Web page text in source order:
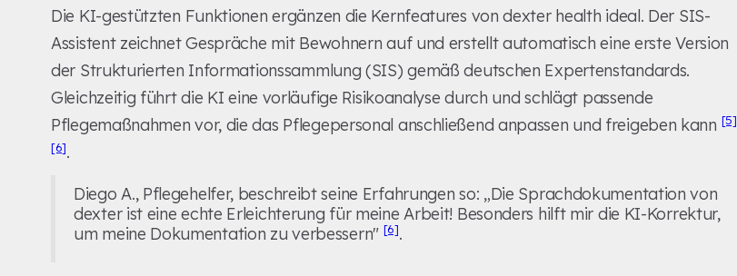
Die KI-gestützten Funktionen ergänzen die Kernfeatures von dexter health ideal. Der SIS-
Assistent zeichnet Gespräche mit Bewohnern auf und erstellt automatisch eine erste Version
der Strukturierten Informationssammlung (SIS) gemäß deutschen Expertenstandards.
Gleichzeitig führt die KI eine vorläufige Risikoanalyse durch und schlägt passende
Pflegemaßnahmen vor, die das Pflegepersonal anschließend anpassen und freigeben kann [5]
[6].
Diego A., Pflegehelfer, beschreibt seine Erfahrungen so: „Die Sprachdokumentation von
dexter ist eine echte Erleichterung für meine Arbeit! Besonders hilft mir die KI-Korrektur,
um meine Dokumentation zu verbessern" [6].